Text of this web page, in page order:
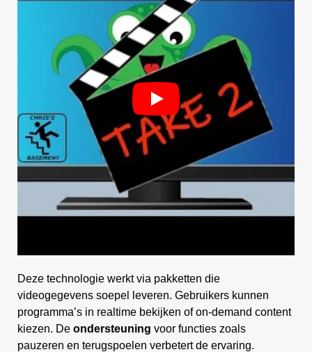
Deze technologie werkt via pakketten die
videogegevens soepel leveren. Gebruikers kunnen
programma’s in realtime bekijken of on-demand content
kiezen. De ondersteuning voor functies zoals
pauzeren en terugspoelen verbetert de ervaring.